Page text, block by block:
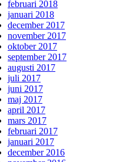
februari 2018
januari 2018
december 2017
november 2017
oktober 2017
september 2017
augusti 2017
juli 2017
juni 2017
maj 2017
april 2017
mars 2017
februari 2017
januari 2017
december 2016